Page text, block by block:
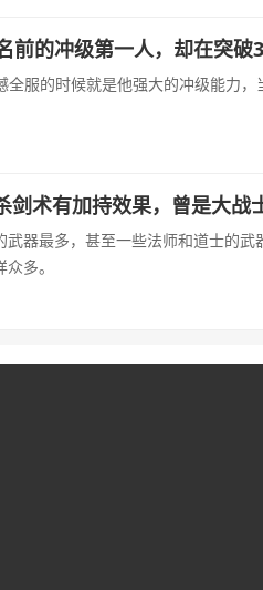
前的冲级第一人，却在突破
全服的时候就是他强大的冲级能力
剑术有加持效果，曾是大战
武器最多，甚至一些法师和道士的
多。